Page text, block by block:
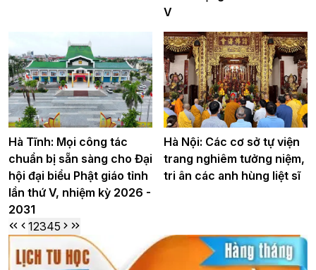
V
Hà Tĩnh: Mọi công tác
chuẩn bị sẵn sàng cho Đại
hội đại biểu Phật giáo tỉnh
lần thứ V, nhiệm kỳ 2026 -
2031
Hà Nội: Các cơ sở tự viện
trang nghiêm tưởng niệm,
tri ân các anh hùng liệt sĩ
12345